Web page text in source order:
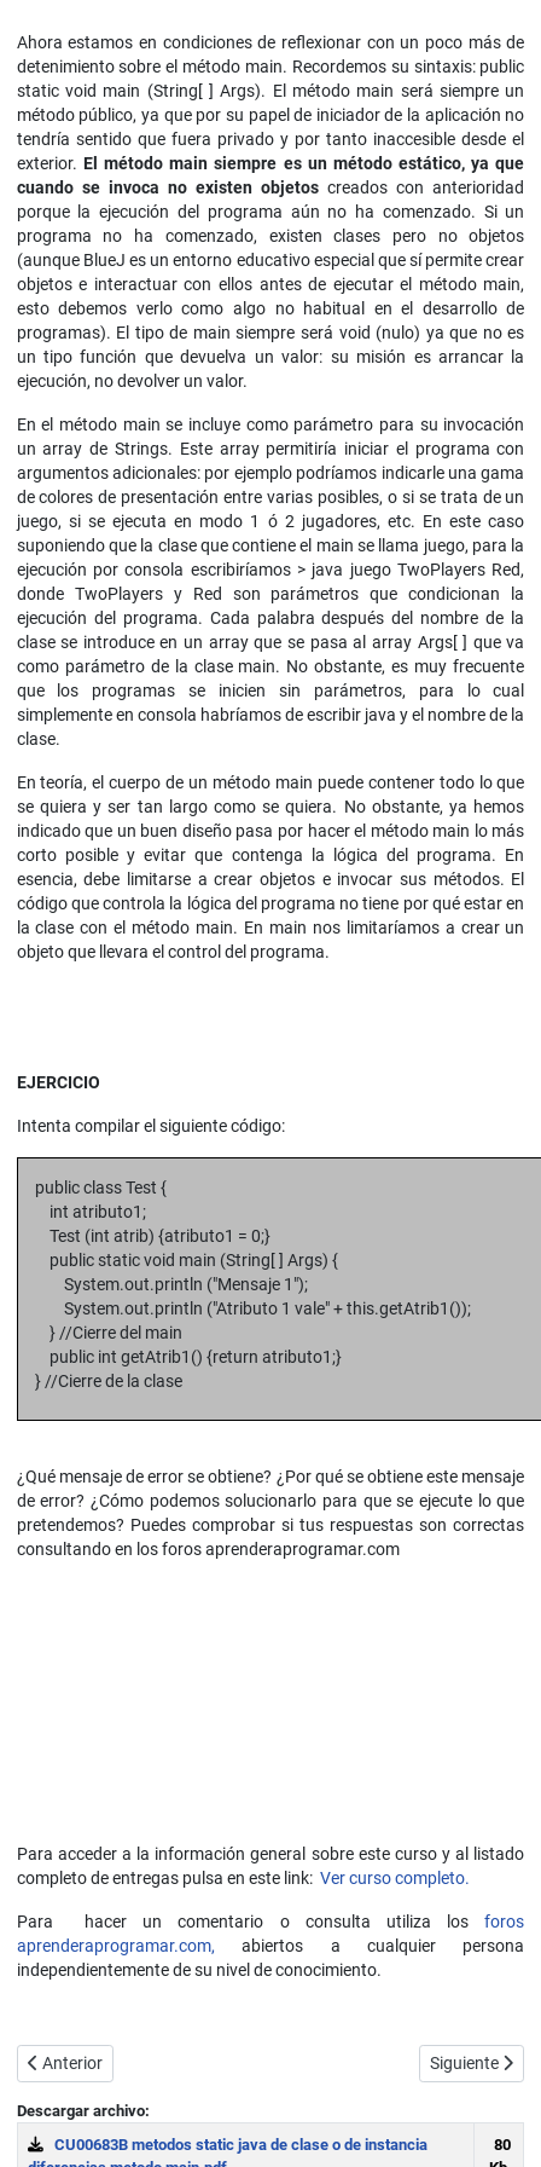
Ahora estamos en condiciones de reflexionar con un poco más de
detenimiento sobre el método main. Recordemos su sintaxis: public
static void main (String[ ] Args). El método main será siempre un
método público, ya que por su papel de iniciador de la aplicación no
tendría sentido que fuera privado y por tanto inaccesible desde el
exterior. El método main siempre es un método estático, ya que
cuando se invoca no existen objetos creados con anterioridad
porque la ejecución del programa aún no ha comenzado. Si un
programa no ha comenzado, existen clases pero no objetos
(aunque BlueJ es un entorno educativo especial que sí permite crear
objetos e interactuar con ellos antes de ejecutar el método main,
esto debemos verlo como algo no habitual en el desarrollo de
programas). El tipo de main siempre será void (nulo) ya que no es
un tipo función que devuelva un valor: su misión es arrancar la
ejecución, no devolver un valor.
En el método main se incluye como parámetro para su invocación
un array de Strings. Este array permitiría iniciar el programa con
argumentos adicionales: por ejemplo podríamos indicarle una gama
de colores de presentación entre varias posibles, o si se trata de un
juego, si se ejecuta en modo 1 ó 2 jugadores, etc. En este caso
suponiendo que la clase que contiene el main se llama juego, para la
ejecución por consola escribiríamos > java juego TwoPlayers Red,
donde TwoPlayers y Red son parámetros que condicionan la
ejecución del programa. Cada palabra después del nombre de la
clase se introduce en un array que se pasa al array Args[ ] que va
como parámetro de la clase main. No obstante, es muy frecuente
que los programas se inicien sin parámetros, para lo cual
simplemente en consola habríamos de escribir java y el nombre de la
clase.
En teoría, el cuerpo de un método main puede contener todo lo que
se quiera y ser tan largo como se quiera. No obstante, ya hemos
indicado que un buen diseño pasa por hacer el método main lo más
corto posible y evitar que contenga la lógica del programa. En
esencia, debe limitarse a crear objetos e invocar sus métodos. El
código que controla la lógica del programa no tiene por qué estar en
la clase con el método main. En main nos limitaríamos a crear un
objeto que llevara el control del programa.
EJERCICIO
Intenta compilar el siguiente código:
public class Test {
int atributo1;
Test (int atrib) {atributo1 = 0;}
public static void main (String[ ] Args) {
System.out.println ("Mensaje 1");
System.out.println ("Atributo 1 vale" + this.getAtrib1());
} //Cierre del main
public int getAtrib1() {return atributo1;}
} //Cierre de la clase
¿Qué mensaje de error se obtiene? ¿Por qué se obtiene este mensaje
de error? ¿Cómo podemos solucionarlo para que se ejecute lo que
pretendemos? Puedes comprobar si tus respuestas son correctas
consultando en los foros aprenderaprogramar.com
Para acceder a la información general sobre este curso y al listado
completo de entregas pulsa en este link: Ver curso completo.
Para hacer un comentario o consulta utiliza losforos
aprenderaprogramar.com, abiertos a cualquier persona
independientemente de su nivel de conocimiento.
Artículo anterior: Enumerados como clases Enum en Java.
Anterior Artículo
Siguiente
Descargar archivo:
CU00683B metodos static java de clase o de instancia
80